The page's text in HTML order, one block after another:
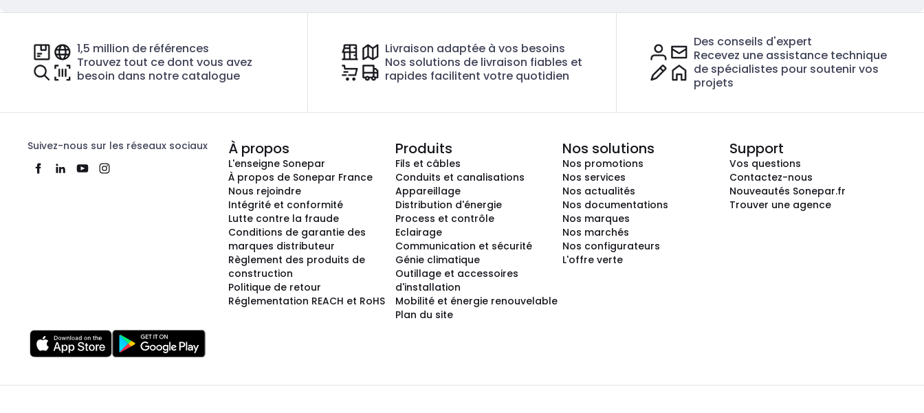
1,5 million de références
Trouvez tout ce dont vous avez
besoin dans notre catalogue
Livraison adaptée à vos besoins
Nos solutions de livraison fiables et
rapides facilitent votre quotidien
Des conseils d'expert
Recevez une assistance technique
de spécialistes pour soutenir vos
projets
Suivez-nous sur les réseaux sociaux À propos
L'enseigne Sonepar
À propos de Sonepar France
Nous rejoindre
Intégrité et conformité
Lutte contre la fraude
Conditions de garantie des
marques distributeur
Règlement des produits de
construction
Politique de retour
Réglementation REACH et RoHS
Produits
Fils et câbles
Conduits et canalisations
Appareillage
Distribution d'énergie
Process et contrôle
Eclairage
Communication et sécurité
Génie climatique
Outillage et accessoires
d'installation
Mobilité et énergie renouvelable
Plan du site
Nos solutions
Nos promotions
Nos services
Nos actualités
Nos documentations
Nos marques
Nos marchés
Nos configurateurs
L'offre verte
Support
Vos questions
Contactez-nous
Nouveautés Sonepar.fr
Trouver une agence